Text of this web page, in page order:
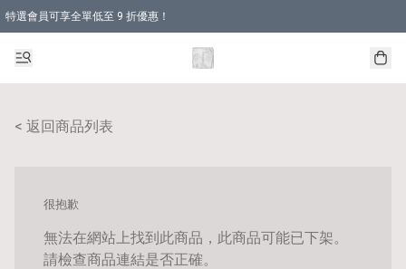
特選會員可享全單低至 9 折優惠！
< 返回商品列表
很抱歉
無法在網站上找到此商品，此商品可能已下架。
請檢查商品連結是否正確。